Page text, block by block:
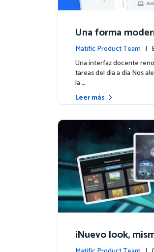
Una forma
ic
Matific Product Team
e la plataforma
Una interfaz docente
tareas del día a día Nos
la …
Leer más
¡Nuevo look,